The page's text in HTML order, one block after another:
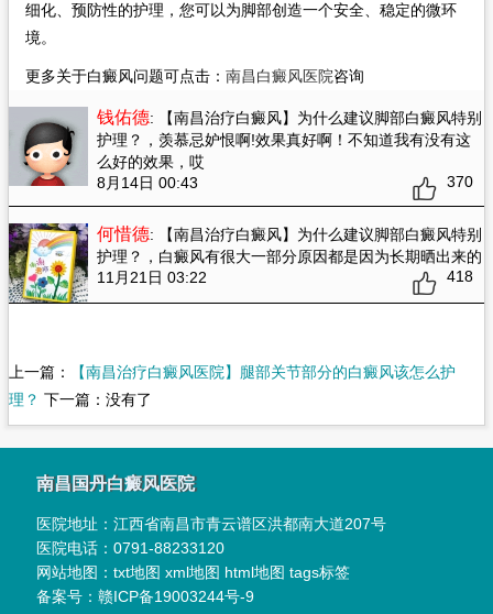
细化、预防性的护理，您可以为脚部创造一个安全、稳定的微环
境。
更多关于白癜风问题可点击： 南昌白癜风医院咨询
钱佑德: 【南昌治疗白癜风】为什么建议脚部白癜风特别
护理？ ，羡慕忌妒恨啊!效果真好啊！不知道我有没有这
么好的效果，哎
8月14日 00:43
370
何惜德: 【南昌治疗白癜风】为什么建议脚部白癜风特别
护理？ ，白癜风有很大一部分原因都是因为长期晒出来的
11月21日 03:22
418
上一篇：
【南昌治疗白癜风医院】腿部关节部分的白癜风该怎么护
理？ 下一篇：没有了
南昌国丹白癜风医院
医院地址：江西省南昌市青云谱区洪都南大道207号
医院电话：0791-88233120
网站地图：txt地图 xml地图 html地图 tags标签
备案号：赣ICP备19003244号-9